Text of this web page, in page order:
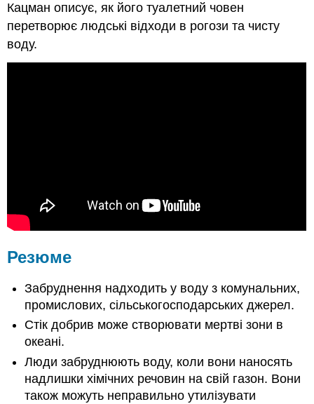
Кацман описує, як його туалетний човен
перетворює людські відходи в рогози та чисту
воду.
Резюме
Забруднення надходить у воду з комунальних,
промислових, сільськогосподарських джерел.
Стік добрив може створювати мертві зони в
океані.
Люди забруднюють воду, коли вони наносять
надлишки хімічних речовин на свій газон. Вони
також можуть неправильно утилізувати